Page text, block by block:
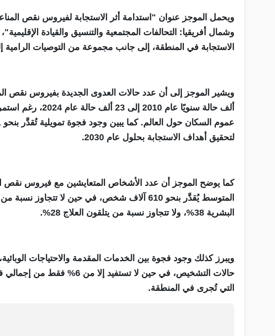
ويحمل الموجز عنوان "استدامة أثر الاستجابة لفيروس نقص
وشمال أفريقيا: التحالفات المجتمعية والتنسيق والقيادة
الاستجابة في المنطقة، إلى جانب مجموعة من التوصيات الرامية
ألف حالة سنويًا عام
لتحقيق أهداف الاستجابة بحلول عام 2030.
كما يوضح الموجز أن عدد الأشخاص المتعايشين مع فيروس نقص
المتوسط يُقدَّر بنحو 610 آلاف شخص، في حين لا
البشرية 38%، ولا تتجاوز نسبة من يتلقون العلاج 28%.
ويبرز كذلك وجود فجوة بين الخدمات المقدمة والاحتياجات
حالات التشخيص، في حين لا
التي تُجرى في المنطقة.